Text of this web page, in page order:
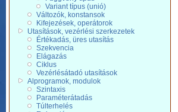
Variant típus (unió)
Változók, konstansok
Kifejezések, operátorok
Utasítások, vezérlési szerkezetek
Értékadás, üres utasítás
Szekvencia
Elágazás
Ciklus
Vezérlésátadó utasítások
Alprogramok, modulok
Szintaxis
Paraméterátadás
Túlterhelés